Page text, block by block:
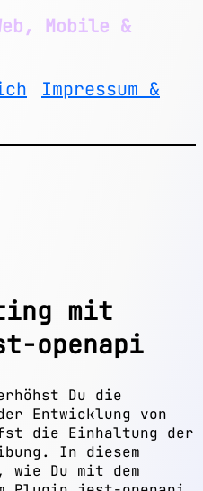
Mobile &
Impressum &
mit
openapi
Du die
Entwicklung von
die Einhaltung der
In diesem
Du mit dem